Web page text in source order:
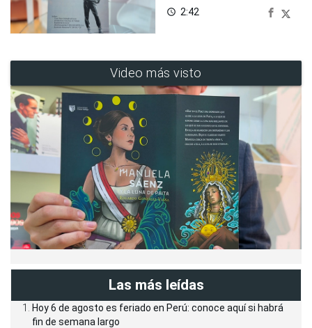
access_time 2:42
Video más visto
Las más leídas
Hoy 6 de agosto es feriado en Perú: conoce aquí si habrá
fin de semana largo